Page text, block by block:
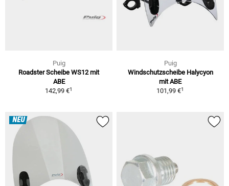
Puig
Roadster Scheibe WS12 mit
ABE
142,99 €1
Puig
Windschutzscheibe Halycyon
mit ABE
101,99 €1
NEU